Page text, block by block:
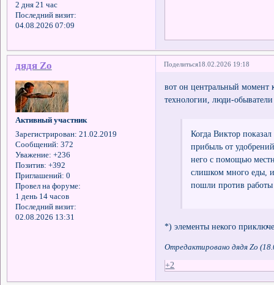
2 дня 21 час
Последний визит:
04.08.2026 07:09
Поделиться18.02.2026 19:18
дядя Zo
Активный участник
Зарегистрирован: 21.02.2019
Сообщений: 372
Уважение: +236
Позитив: +392
Приглашений: 0
Провел на форуме:
1 день 14 часов
Последний визит:
02.08.2026 13:31
вот он центральный момент
технологии, люди-
Когда Виктор
прибыль от
него с помощью
слишком много еды,
пошли против работы
*) элементы некого
Отредактировано дядя Zo
+2